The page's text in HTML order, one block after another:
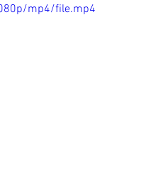
mp4/file.mp4